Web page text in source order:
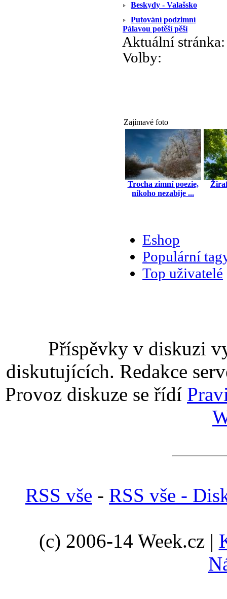
Beskydy - Valašsko
Putování podzimní
Pálavou potěší pěší
Aktuální
Volby:
Zajímavé foto
Trocha zimní poezie,
nikoho nezabije ...
Eshop
Populární
Top uživatelé
Příspěvky v diskuzi
diskutujících. Redakce
Provoz diskuze se řídí
RSS vše - RSS vše -
(c) 2006-14 Week.cz |